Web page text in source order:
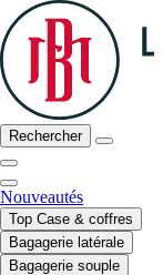
Rechercher
Nouveautés
Top Case & coffres
Bagagerie latérale
Bagagerie souple